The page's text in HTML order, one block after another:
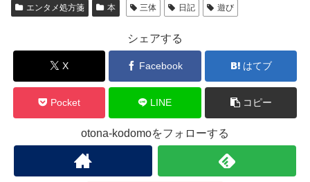
エンタメ処方箋 本 三体 日記 遊び
シェアする
X Facebook はてブ
Pocket LINE コピー
otona-kodomoをフォローする